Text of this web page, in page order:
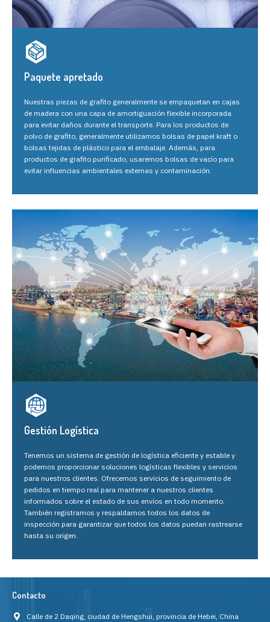
Paquete apretado
Nuestras piezas de grafito generalmente se empaquetan en cajas
de madera con una capa de amortiguación flexible incorporada
para evitar daños durante el transporte. Para los productos de
polvo de grafito, generalmente utilizamos bolsas de papel kraft o
bolsas tejidas de plástico para el embalaje. Además, para
productos de grafito purificado, usaremos bolsas de vacío para
evitar influencias ambientales externas y contaminación.
Gestión Logística
Tenemos un sistema de gestión de logística eficiente y estable y
podemos proporcionar soluciones logísticas flexibles y servicios
para nuestros clientes. Ofrecemos servicios de seguimiento de
pedidos en tiempo real para mantener a nuestros clientes
informados sobre el estado de sus envíos en todo momento.
También registramos y respaldamos todos los datos de
inspección para garantizar que todos los datos puedan rastrearse
hasta su origen.
Contacto
Calle de 2 Daqing, ciudad de Hengshui, provincia de Hebei, China